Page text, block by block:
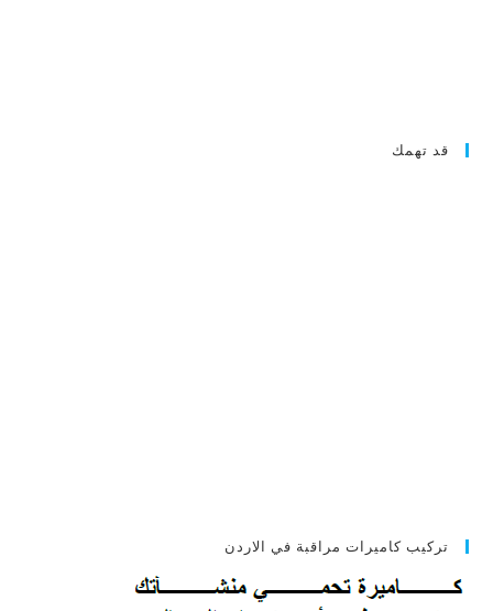
قد تهمك
تركيب كاميرات مراقبة في الاردن